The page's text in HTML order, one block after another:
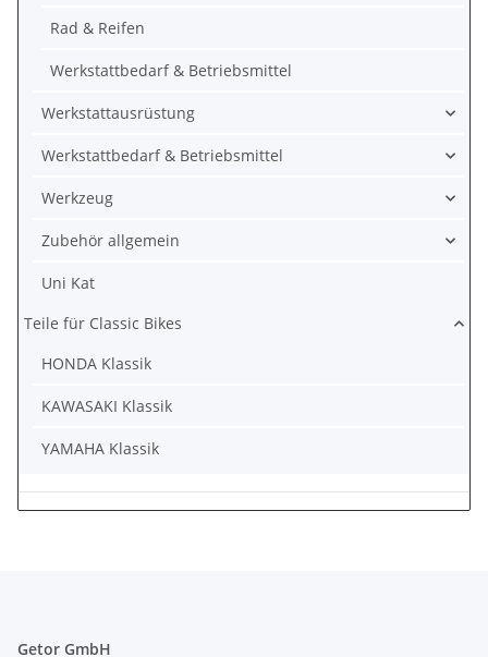
Rad & Reifen
Werkstattbedarf & Betriebsmittel
Werkstattausrüstung
Werkstattbedarf & Betriebsmittel
Werkzeug
Zubehör allgemein
Uni Kat
Teile für Classic Bikes
HONDA Klassik
KAWASAKI Klassik
YAMAHA Klassik
Getor GmbH